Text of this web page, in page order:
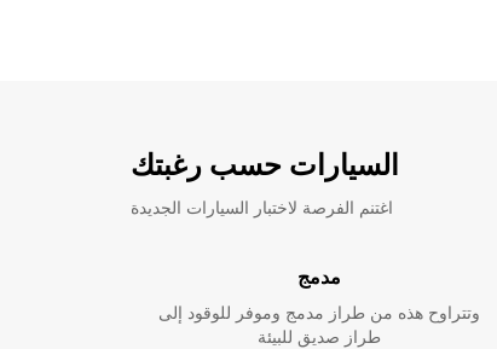
السيارات حسب رغبتك
اغتنم الفرصة لاختبار السيارات الجديدة
مدمج
وتتراوح هذه من طراز مدمج وموفر للوقود إلى
طراز صديق للبيئة